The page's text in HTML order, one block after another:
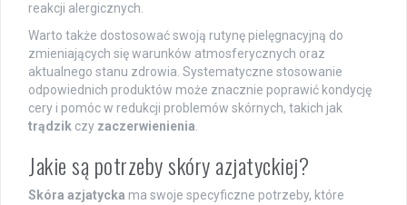
reakcji alergicznych.
Warto także dostosować swoją rutynę pielęgnacyjną do
zmieniających się warunków atmosferycznych oraz
aktualnego stanu zdrowia. Systematyczne stosowanie
odpowiednich produktów może znacznie poprawić kondycję
cery i pomóc w redukcji problemów skórnych, takich jak
trądzik czy zaczerwienienia
Jakie są potrzeby skóry azjatyckiej?
Skóra azjatycka ma swoje specyficzne potrzeby, które